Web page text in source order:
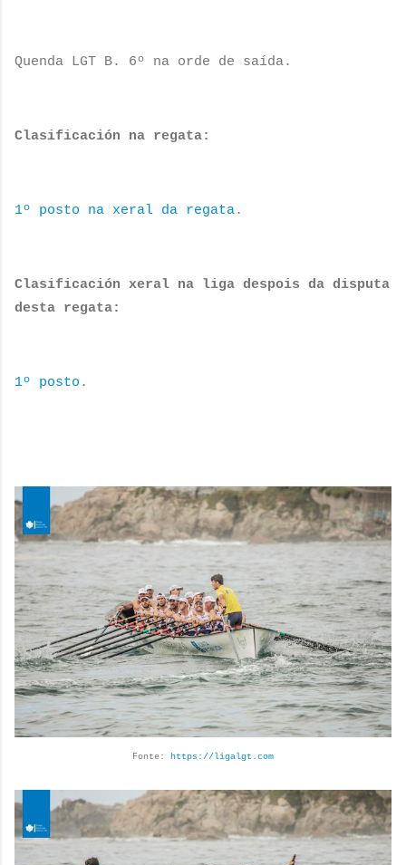
Quenda LGT B. 6º na orde de saída.
Clasificación na regata:
1º posto na xeral da regata.
Clasificación xeral na liga despois da disputa
desta regata:
1º posto .
Fonte: https://ligalgt.com